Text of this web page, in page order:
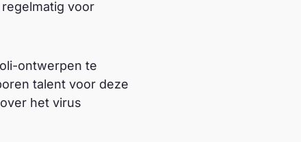
voor
ontwerpen te
talent voor deze
het virus